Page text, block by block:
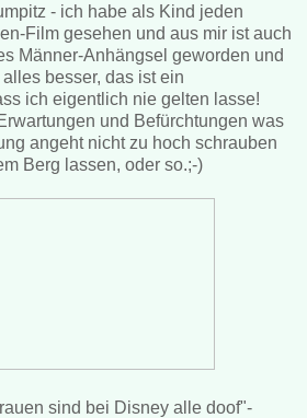
- ich habe als Kind jeden
Film gesehen und aus mir ist auch
Männer-Anhängsel geworden und
besser, das ist ein
ich eigentlich nie gelten lasse!
und Befürchtungen was
angeht nicht zu hoch schrauben
Berg lassen, oder so.;-)
sind bei Disney alle doof"-